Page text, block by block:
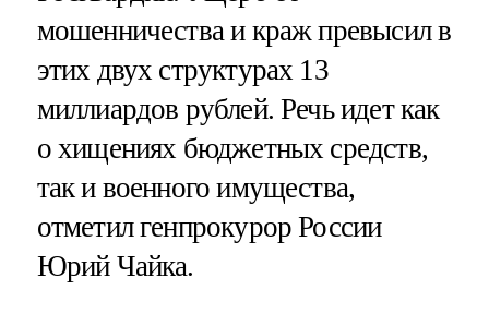
мошенничества и краж превысил в
этих двух структурах 13
миллиардов рублей. Речь идет как
о хищениях бюджетных средств,
так и военного имущества,
отметил генпрокурор России
Юрий Чайка.